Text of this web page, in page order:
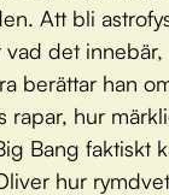
Att bli
det
berättar han
hur
Bang faktiskt
hur